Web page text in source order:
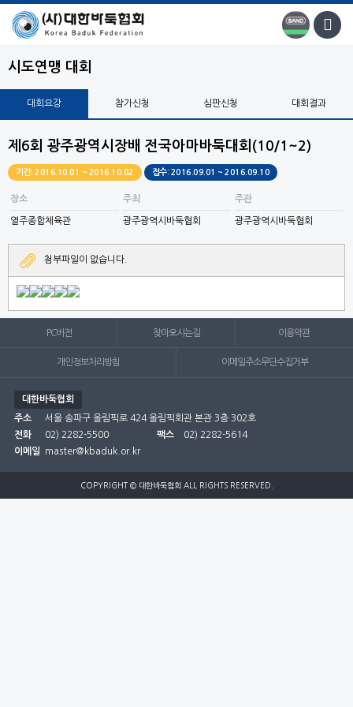
시도연맹 대회
대회요강 참가신청 심판신청 대회결과
제6회 광주광역시장배 전국아마바둑대회(10/1~2)
기간: 2016.10.01 ~ 2016.10.02 접수: 2016.09.01 ~ 2016.09.10
장소
열주종합체육관
주최
광주광역시바둑협회
주관
광주광역시바둑협회
첨부파일이 없습니다.
PC버전 찾아오시는길 이용약관
개인정보처리방침 이메일주소무단수집거부
대한바둑협회
주소
서울 송파구 올림픽로 424 올림픽회관 본관 3층 302호
전화
02) 2282-5500 팩스
02) 2282-5614
이메일
master@kbaduk.or.kr
COPYRIGHT © 대한바둑협회 ALL RIGHTS RESERVED.